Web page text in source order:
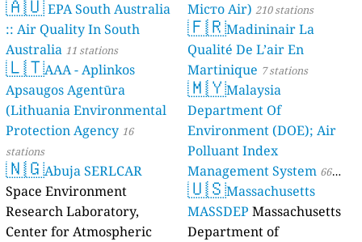
🇦🇺EPA South Australia
:: Air Quality In South
Australia 11 stations
🇱🇹AAA - Aplinkos
Apsaugos Agentūra
(Lithuania Environmental
Protection Agency 16
stations
🇳🇬Abuja SERLCAR
Space Environment
Research Laboratory,
Center for Atmospheric
Місто Air) 210 stations
🇫🇷Madininair La
Qualité De L’air En
Martinique 7 stations
🇲🇾Malaysia
Department Of
Environment (DOE); Air
Polluant Index
Management System 66
stations
🇺🇸Massachusetts
MASSDEP Massachusetts
Department of